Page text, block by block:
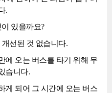
.
있을까요?
선된 것 없습니다.
에 오는 버스를 타기 위해 무
습니다.
게 되어 그 시간에 오는 버스